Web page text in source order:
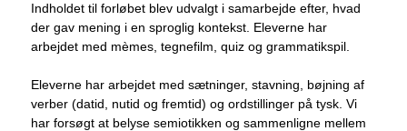
Indholdet til forløbet blev udvalgt i samarbejde efter, hvad
der gav mening i en sproglig kontekst. Eleverne har
arbejdet med mèmes, tegnefilm, quiz og grammatikspil.
Eleverne har arbejdet med sætninger, stavning, bøjning af
verber (datid, nutid og fremtid) og ordstillinger på tysk. Vi
har forsøgt at belyse semiotikken og sammenligne mellem